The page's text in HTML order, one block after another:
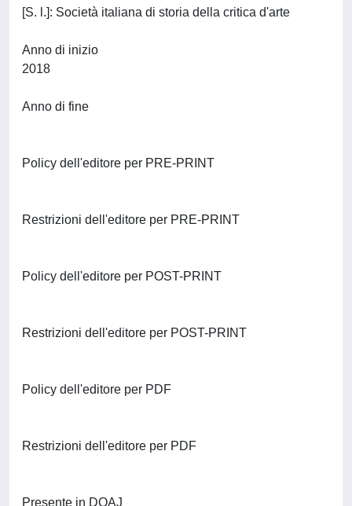
Anno di inizio
Anno di fine
Policy dell'editore per PRE-PRINT
Restrizioni dell'editore per PRE-PRINT
Policy dell'editore per POST-PRINT
Restrizioni dell'editore per POST-PRINT
Policy dell'editore per PDF
Restrizioni dell'editore per PDF
Presente in DOAJ